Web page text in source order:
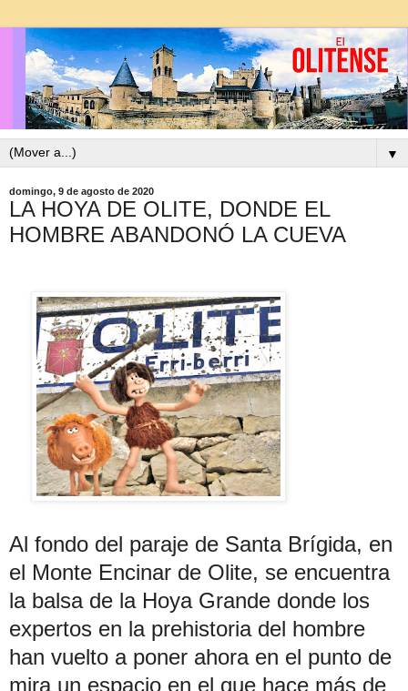
▼
domingo, 9 de agosto de 2020
LA HOYA DE OLITE, DONDE EL
HOMBRE ABANDONÓ LA CUEVA
Al fondo del paraje de Santa Brígida, en
el Monte Encinar de Olite, se encuentra
la balsa de la Hoya Grande donde los
expertos en la prehistoria del hombre
han vuelto a poner ahora en el punto de
mira un espacio en el que hace más de